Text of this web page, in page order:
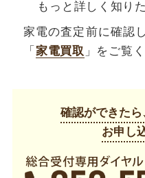
もっと詳しく知り
家電の査定前に確認
「 家電買取 」をご覧
確認ができた
お申し